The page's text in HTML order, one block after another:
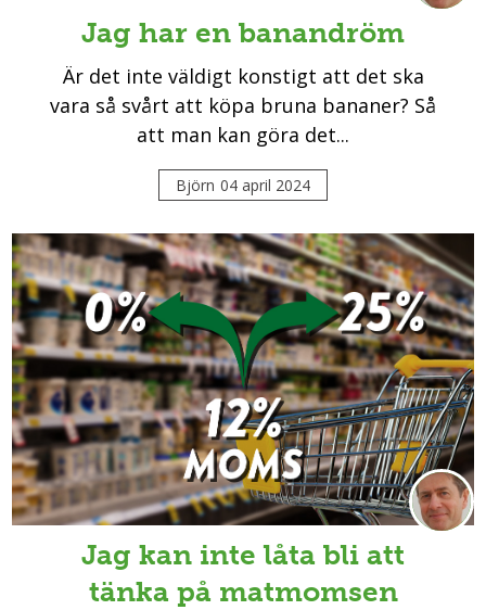
Jag har en banandröm
Är det inte väldigt konstigt att det ska
vara så svårt att köpa bruna bananer? Så
att man kan göra det...
Björn 04 april 2024
Jag kan inte låta bli att
tänka på matmomsen